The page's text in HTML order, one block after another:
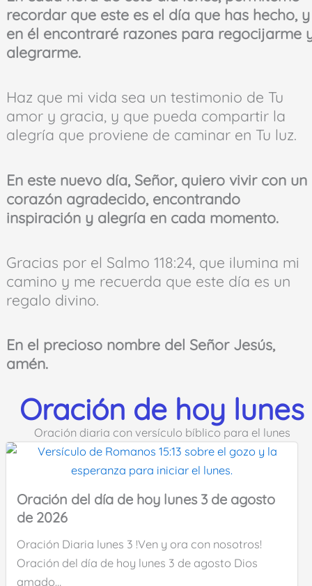
recordar que este es el día que has hecho, y
en él encontraré razones para regocijarme
alegrarme.
Haz que mi vida sea un testimonio de Tu
amor y gracia, y que pueda compartir la
alegría que proviene de caminar en Tu luz.
En este nuevo día, Señor, quiero vivir con un
corazón agradecido, encontrando
inspiración y alegría en cada momento.
Gracias por el Salmo 118:24, que ilumina mi
camino y me recuerda que este día es un
regalo divino.
En el precioso nombre del Señor Jesús,
amén.
Oración de hoy lunes
Oración diaria con versículo bíblico para el lunes
Oración del día de hoy lunes 3 de agosto
de 2026
Oración Diaria lunes 3 !Ven y ora con nosotros!
Oración del día de hoy lunes 3 de agosto Dios
amado…